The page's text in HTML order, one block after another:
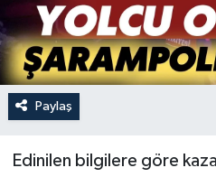
Paylaş
Edinilen bilgilere göre